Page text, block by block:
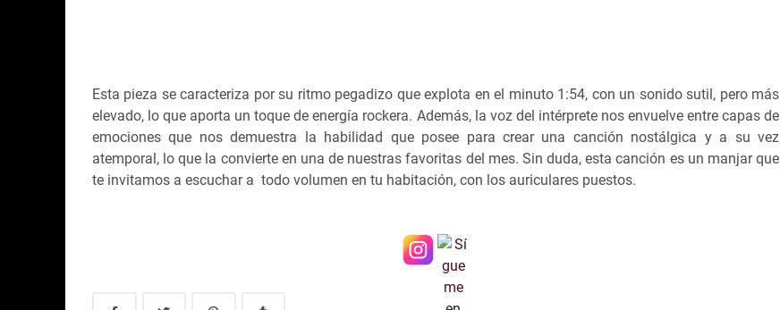
Esta pieza se caracteriza por su ritmo pegadizo que explota en el minuto 1:54, con un sonido sutil, pero más
elevado, lo que aporta un toque de energía rockera. Además, la voz del intérprete nos envuelve entre capas de
emociones que nos demuestra la habilidad que posee para crear una canción nostálgica y a su vez
atemporal, lo que la convierte en una de nuestras favoritas del mes. Sin duda, esta canción es un manjar que
te invitamos a escuchar a todo volumen en tu habitación, con los auriculares puestos.